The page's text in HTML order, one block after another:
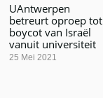
UAntwerpen
betreurt oproep tot
boycot van Israël
vanuit universiteit
25 Mei 2021